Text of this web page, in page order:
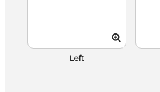
Left